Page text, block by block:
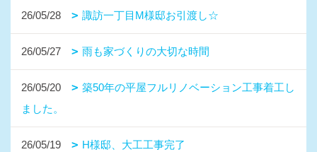
26/05/28 諏訪一丁目M様邸お引渡し☆
26/05/27 雨も家づくりの大切な時間
26/05/20
築50年の平屋フルリノベーション工事着工し
ました。
26/05/19 H様邸、大工工事完了